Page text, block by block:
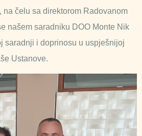
čelu sa direktorom Radovanom
našem saradniku DOO Monte Nik
saradnji i doprinosu u uspješnijoj
Ustanove.